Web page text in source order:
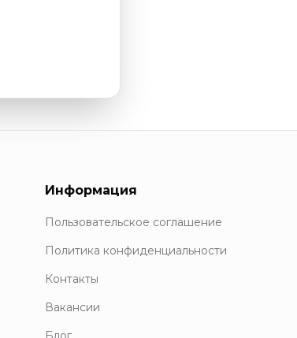
Информация
Пользовательское соглашение
Политика конфиденциальности
Контакты
Вакансии